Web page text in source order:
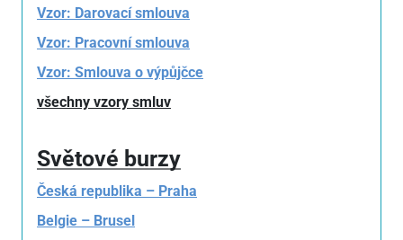
Vzor: Darovací smlouva
Vzor: Pracovní smlouva
Vzor: Smlouva o výpůjčce
všechny vzory smluv
Světové burzy
Česká republika – Praha
Belgie – Brusel